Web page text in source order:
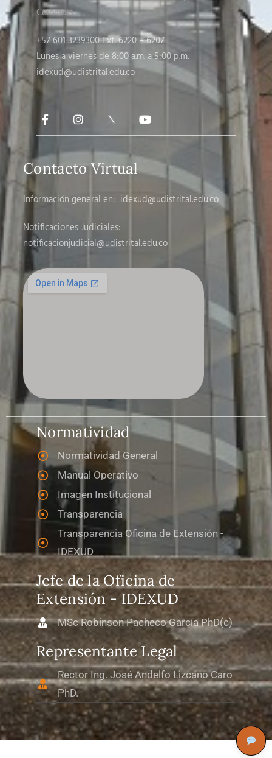
Colombia
+57 601 3239300 Ext. 6220 – 6207
Lunes a viernes de 8:00 a.m. a 5:00 p.m.
idexud@udistrital.edu.co
Contacto Virtual
Información general en: idexud@udistrital.edu.co
Notificaciones Judiciales:
notificacionjudicial@udistrital.edu.co
Normatividad
Normatividad General
Manual Operativo
Imagen Institucional
Transparencia
Transparencia Oficina de Extensión -
IDEXUD
Jefe de la Oficina de
Extensión - IDEXUD
MSc Robinson Pacheco García PhD(c)
Representante Legal
Rector Ing. José Andelfo Lizcano Caro
PhD.